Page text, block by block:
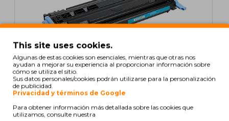
Cartucho de Toner Compatible HP 503A Cyan ~
6.000 Paginas
This site uses cookies.
Algunas de estas cookies son esenciales, mientras que otras nos
ayudan a mejorar su experiencia al proporcionar información sobre
cómo se utiliza el sitio.
Sus datos personales/cookies podrán utilizarse para la personalización
de publicidad.
Privacidad y términos de Google
Para obtener información más detallada sobre las cookies que
utilizamos, consulte nuestra